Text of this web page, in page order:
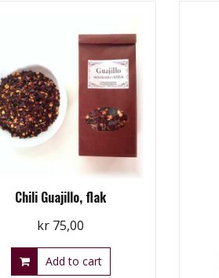
Chili Guajillo, flak
kr 75,00
Add to cart